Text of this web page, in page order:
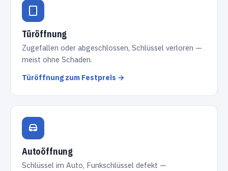
Türöffnung
Zugefallen oder abgeschlossen, Schlüssel verloren —
meist ohne Schaden.
Türöffnung zum Festpreis →
Autoöffnung
Schlüssel im Auto, Funkschlüssel defekt —